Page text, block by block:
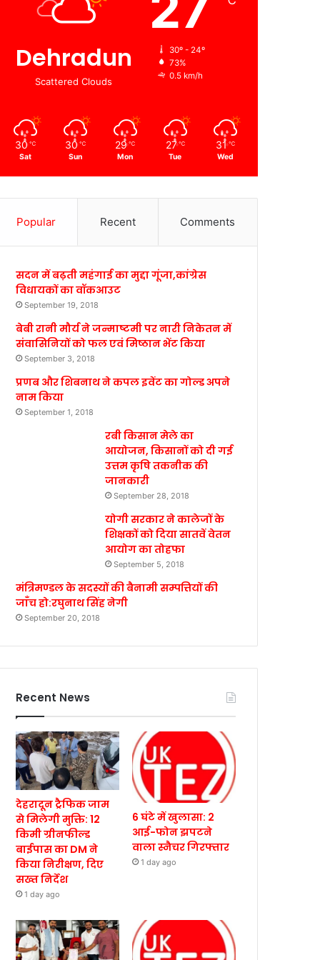
Dehradun
Scattered Clouds
30º - 24º
73%
0.5 km/h
30 ℃
Sat
30 ℃
Sun
29 ℃
Mon
27 ℃
Tue
31 ℃
Wed
Popular Recent Comments
सदन में बढ़ती महंगाई का मुद्दा गूंजा,कांग्रेस
विधायकों का वॉकआउट
September 19, 2018
बेबी रानी मौर्य ने जन्माष्टमी पर नारी निकेतन में
संवासिनियों को फल एवं मिष्ठान भेंट किया
September 3, 2018
प्रणब और शिबनाथ ने कपल इवेंट का गोल्ड अपने
नाम किया
September 1, 2018
रबी किसान मेले का
आयोजन, किसानों को दी गई
उत्तम कृषि तकनीक की
जानकारी
September 28, 2018
योगी सरकार ने कालेजों के
शिक्षकों को दिया सातवें वेतन
आयोग का तोहफा
September 5, 2018
मंत्रिमण्डल के सदस्यों की बैनामी सम्पत्तियों की
जाँच हो:रघुनाथ सिंह नेगी
September 20, 2018
Recent News
देहरादून ट्रैफिक जाम
से मिलेगी मुक्ति: 12
किमी ग्रीनफील्ड
बाईपास का DM ने
किया निरीक्षण, दिए
सख्त निर्देश
1 day ago
6 घंटे में खुलासा: 2
आई-फोन झपटने
वाला स्नैचर गिरफ्तार
1 day ago